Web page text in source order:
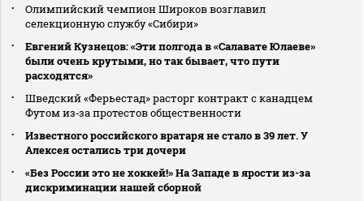
Олимпийский чемпион Широков возглавил
селекционную службу «Сибири»
Евгений Кузнецов: «Эти полгода в «Салавате Юлаеве»
были очень крутыми, но так бывает, что пути
расходятся»
Шведский «Ферьестад» расторг контракт с канадцем
Футом из‑за протестов общественности
Известного российского вратаря не стало в 39 лет. У
Алексея остались три дочери
«Без России это не хоккей!» На Западе в ярости из-за
дискриминации нашей сборной